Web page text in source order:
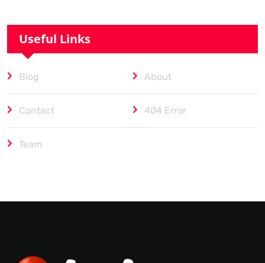
Useful Links
Blog About
Contact 404 Error
Team